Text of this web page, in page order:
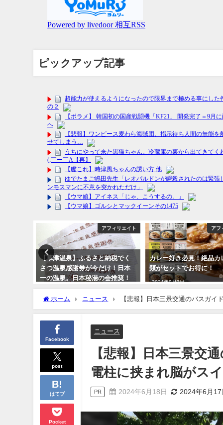
ピックアップ記事
アフィリエイト
【草津温泉】ふるさと納税でく
さつ温泉感謝券が今だけ！日本
一の温泉。日本秘湯の会推奨！
ゴールデンウィーク旅行
2024年3月25日
アフ
カレー好き必見！絶品カ
類がセットでお得に！
2024年9月3日
ホーム ニュース 【悲報】日本三景交通のバスガイ
Facebook
post
はてブ
Pocket
ニュース
【悲報】日本三景交
電柱に挟まれ脳がス
PR 2024年6月18日 2024年6月17